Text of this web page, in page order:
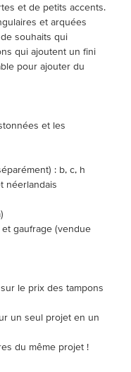
et de petits accents.
et arquées
souhaits qui
qui ajoutent un fini
pour ajouter du
et les
: b, c, h
néerlandais
et gaufrage (vendue
le prix des tampons
un seul projet en un
du même projet !